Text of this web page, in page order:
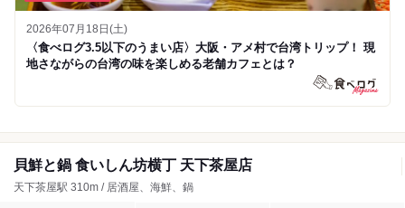
2026年07月18日(土)
〈食べログ3.5以下のうまい店〉大阪・アメ村で台湾トリップ！ 現
地さながらの台湾の味を楽しめる老舗カフェとは？
貝鮮と鍋 食いしん坊横丁 天下茶屋店
天下茶屋駅 310m / 居酒屋、海鮮、鍋